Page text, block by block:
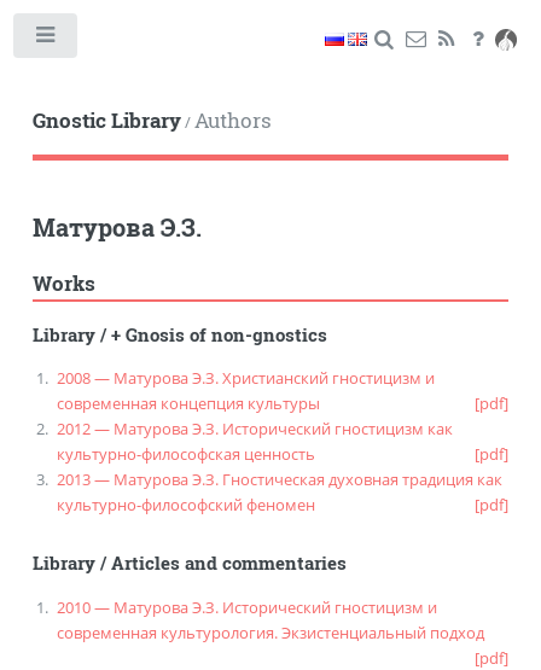
Gnostic Library/Authors
Матурова Э.З.
Works
Library/+ Gnosis of non-gnostics
2008 — Матурова Э.З. Христианский гностицизм и
современная концепция культуры
[pdf]
2012 — Матурова Э.З. Исторический гностицизм как
культурно-философская ценность
[pdf]
2013 — Матурова Э.З. Гностическая духовная традиция как
культурно-философский феномен
[pdf]
Library/Articles and commentaries
2010 — Матурова Э.З. Исторический гностицизм и
современная культурология. Экзистенциальный подход
[pdf]